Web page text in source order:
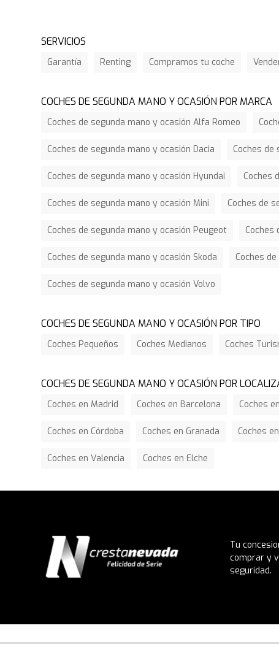
SERVICIOS
Garantía Renting Compramos tu coche
COCHES DE SEGUNDA MANO Y OCASIÓN POR MARCA
Coches de segunda mano y ocasión Alfa Romeo
Coches de segunda mano y ocasión Dacia Coches de
Coches de segunda mano y ocasión Hyundai Coches
Coches de segunda mano y ocasión Mini Coches de
Coches de segunda mano y ocasión Peugeot Coches
Coches de segunda mano y ocasión Skoda Coches
Coches de segunda mano y ocasión Volvo
COCHES DE SEGUNDA MANO Y OCASIÓN POR TIPO
Coches Pequeños Coches Medianos Coches
COCHES DE SEGUNDA MANO Y OCASIÓN POR
Coches en Madrid Coches en Barcelona Coches
Coches en Córdoba Coches en Granada Coches
Coches en Valencia Coches en Elche
Tu
comprar y
seguridad.